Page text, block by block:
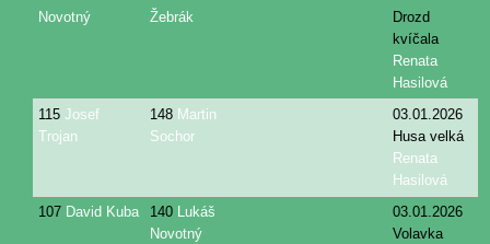
Novotný
Žebrák
Drozd
kvíčala
Renata
Hasilová
115 Josef
Trojan
148 Martin
Sochor
03.01.2026
Husa velká
Renata
Hasilová
107 David Kuba 140 Lukáš
Novotný
03.01.2026
Volavka